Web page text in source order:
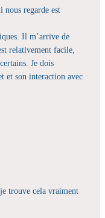
nous regarde est
Il m’arrive de
relativement facile,
Je dois
et son interaction avec
trouve cela vraiment